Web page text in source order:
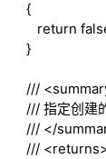
{
return
}
///
/// 指定创建
/// </
///